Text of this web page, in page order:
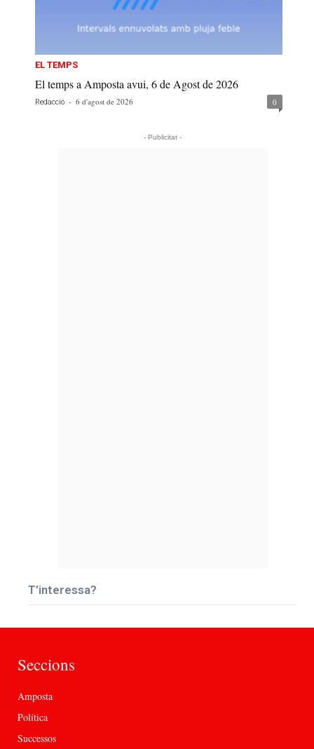
EL TEMPS
El temps a Amposta avui, 6 de Agost de 2026
Redacció - 6 d'agost de 2026 0
- Publicitat -
T’interessa?
Seccions
Amposta
Política
Successos